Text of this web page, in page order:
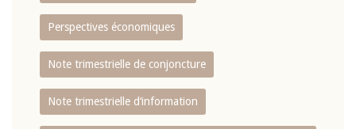
Perspectives économiques
Note trimestrielle de conjoncture
Note trimestrielle d‘information